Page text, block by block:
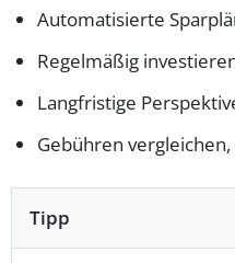
Automatisierte
Regelmäßig
Langfristige
Gebühren
Tipp